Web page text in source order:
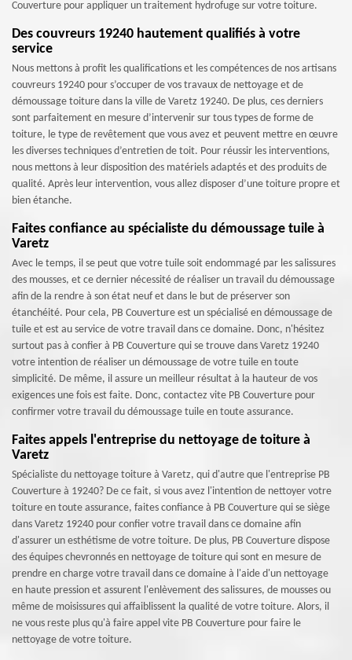
Couverture pour appliquer un traitement hydrofuge sur votre toiture.
Des couvreurs 19240 hautement qualifiés à votre
service
Nous mettons à profit les qualifications et les compétences de nos artisans
couvreurs 19240 pour s’occuper de vos travaux de nettoyage et de
démoussage toiture dans la ville de Varetz 19240. De plus, ces derniers
sont parfaitement en mesure d’intervenir sur tous types de forme de
toiture, le type de revêtement que vous avez et peuvent mettre en œuvre
les diverses techniques d’entretien de toit. Pour réussir les interventions,
nous mettons à leur disposition des matériels adaptés et des produits de
qualité. Après leur intervention, vous allez disposer d’une toiture propre et
bien étanche.
Faites confiance au spécialiste du démoussage tuile à
Varetz
Avec le temps, il se peut que votre tuile soit endommagé par les salissures
des mousses, et ce dernier nécessité de réaliser un travail du démoussage
afin de la rendre à son état neuf et dans le but de préserver son
étanchéité. Pour cela, PB Couverture est un spécialisé en démoussage de
tuile et est au service de votre travail dans ce domaine. Donc, n'hésitez
surtout pas à confier à PB Couverture qui se trouve dans Varetz 19240
votre intention de réaliser un démoussage de votre tuile en toute
simplicité. De même, il assure un meilleur résultat à la hauteur de vos
exigences une fois est faite. Donc, contactez vite PB Couverture pour
confirmer votre travail du démoussage tuile en toute assurance.
Faites appels l'entreprise du nettoyage de toiture à
Varetz
Spécialiste du nettoyage toiture à Varetz, qui d'autre que l'entreprise PB
Couverture à 19240? De ce fait, si vous avez l'intention de nettoyer votre
toiture en toute assurance, faites confiance à PB Couverture qui se siège
dans Varetz 19240 pour confier votre travail dans ce domaine afin
d'assurer un esthétisme de votre toiture. De plus, PB Couverture dispose
des équipes chevronnés en nettoyage de toiture qui sont en mesure de
prendre en charge votre travail dans ce domaine à l'aide d'un nettoyage
en haute pression et assurent l'enlèvement des salissures, de mousses ou
même de moisissures qui affaiblissent la qualité de votre toiture. Alors, il
ne vous reste plus qu'à faire appel vite PB Couverture pour faire le
nettoyage de votre toiture.